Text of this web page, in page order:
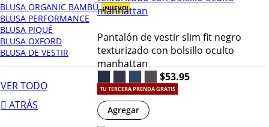
BLUSA ORGANIC BAMBÚ ¡NUEVO!
BLUSA PERFORMANCE
BLUSA PIQUÉ
BLUSA OXFORD
BLUSA DE VESTIR
VER TODO
ATRÁS
Pantalón de vestir slim fit negro
texturizado con bolsillo oculto
manhattan
$53.95
TU TERCERA PRENDA GRATIS
Agregar